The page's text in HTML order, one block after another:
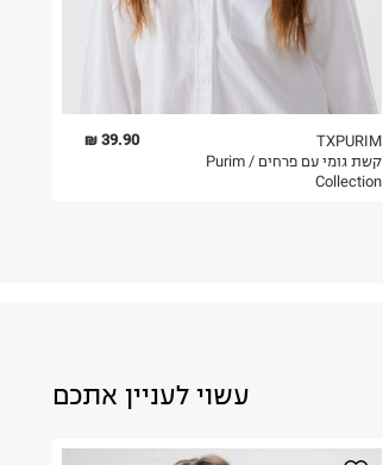
39.90 ₪
TXPURIM
קשת גומי עם פרחים / Purim
Collection
עשוי לעניין אתכם